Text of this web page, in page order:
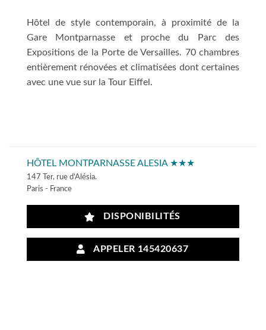
Hôtel de style contemporain, à proximité de la
Gare Montparnasse et proche du Parc des
Expositions de la Porte de Versailles. 70 chambres
entièrement rénovées et climatisées dont certaines
avec une vue sur la Tour Eiffel.
HÔTEL MONTPARNASSE ALESIA ★★★
147 Ter, rue d'Alésia.
Paris - France
DISPONIBILITÉS
APPELER 145420637